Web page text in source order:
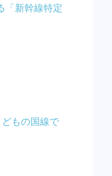
「新幹線特定
もの国線で